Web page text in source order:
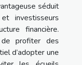
séduit
investisseurs
financière.
profiter des
d’adopter une